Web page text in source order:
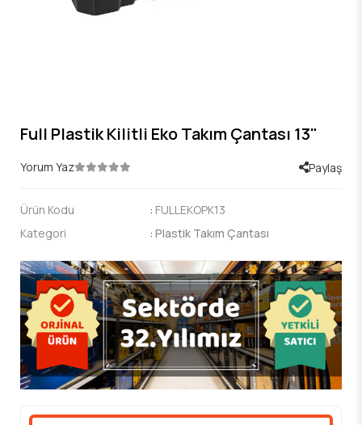
Full Plastik Kilitli Eko Takım Çantası 13"
Yorum Yaz Paylaş
Ürün Kodu : FULLEKOPK13
Kategori
: Plastik Takım Çantası